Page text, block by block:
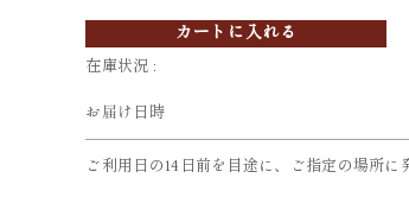
カートに入れる
在庫状況 :
お届け日時
ご利用日の14日前を目途に、ご指定の場所に